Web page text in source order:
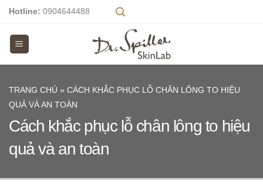
Skip
content
Hotline: 0904644488
TRANG CHỦ » CÁCH KHẮC PHỤC LỖ CHÂN LÔNG TO HIỆU
QUẢ VÀ AN TOÀN
Cách khắc phục lỗ chân lông to hiệu
quả và an toàn